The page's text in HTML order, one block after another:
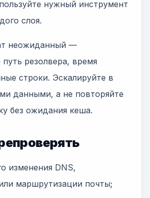
нужный инструмент
слоя.
неожиданный —
путь резолвера, время
строки. Эскалируйте в
данными, а не повторяйте
без ожидания кеша.
изменения DNS,
маршрутизации почты;